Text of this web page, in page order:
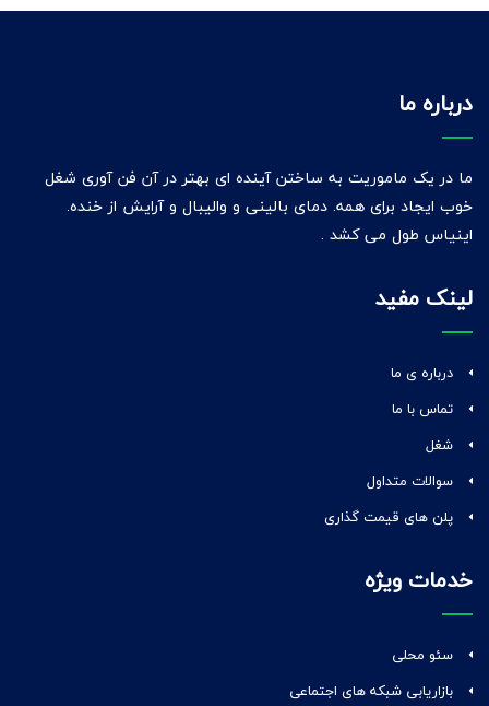
درباره ما
ما در یک ماموریت به ساختن آینده ای بهتر در آن فن آوری شغل
خوب ایجاد برای همه. دمای بالینی و والیبال و آرایش از خنده.
اینیاس طول می کشد .
لینک مفید
درباره ی ما
تماس با ما
شغل
سوالات متداول
پلن های قیمت گذاری
خدمات ویژه
سئو محلی
بازاریابی شبکه های اجتماعی